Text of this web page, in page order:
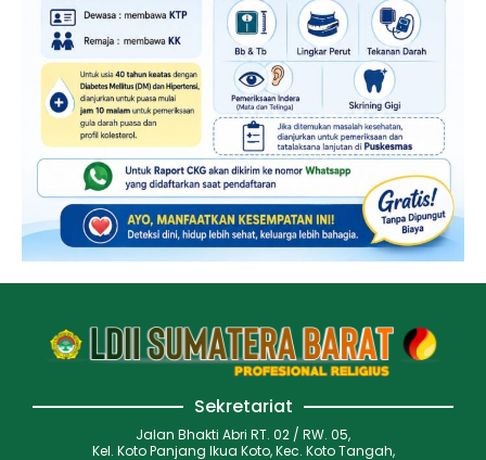
Sekretariat
Jalan Bhakti Abri RT. 02 / RW. 05,
Kel. Koto Panjang Ikua Koto, Kec. Koto Tangah,